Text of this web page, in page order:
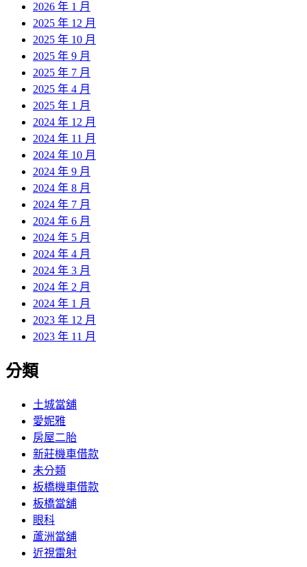
2026 年 1 月
2025 年 12 月
2025 年 10 月
2025 年 9 月
2025 年 7 月
2025 年 4 月
2025 年 1 月
2024 年 12 月
2024 年 11 月
2024 年 10 月
2024 年 9 月
2024 年 8 月
2024 年 7 月
2024 年 6 月
2024 年 5 月
2024 年 4 月
2024 年 3 月
2024 年 2 月
2024 年 1 月
2023 年 12 月
2023 年 11 月
分類
土城當舖
愛妮雅
房屋二胎
新莊機車借款
未分類
板橋機車借款
板橋當舖
眼科
蘆洲當舖
近視雷射